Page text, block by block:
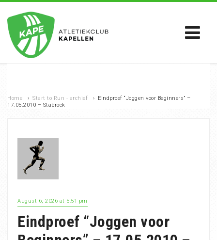
Home › Start to Run - archief › Eindproef “Joggen voor Beginners” –
17.05.2010 – Stabroek
August 6, 2026 at 5:51 pm
Eindproef “Joggen voor